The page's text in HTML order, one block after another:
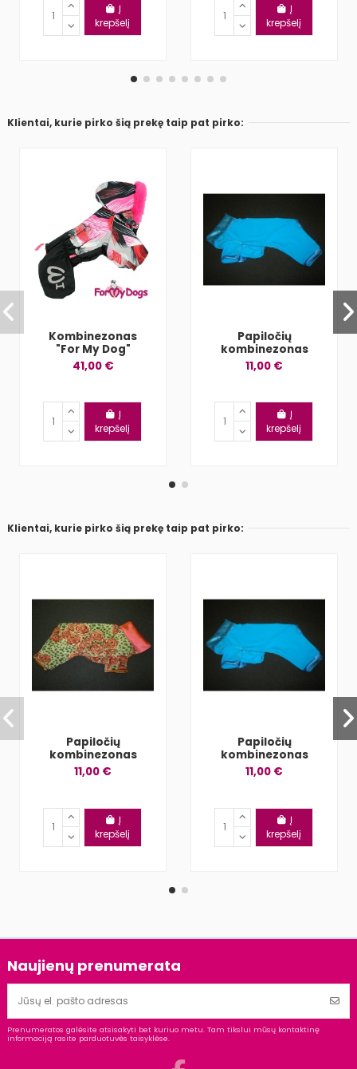
Į
krepšelį
Į
krepšelį
Klientai, kurie pirko šią prekę taip pat pirko:
Kombinezonas
"For My Dog"
41,00 €
Į
krepšelį
Papiločių
kombinezonas
11,00 €
Į
krepšelį
Klientai, kurie pirko šią prekę taip pat pirko:
Papiločių
kombinezonas
11,00 €
Į
krepšelį
Papiločių
kombinezonas
11,00 €
Į
krepšelį
Naujienų prenumerata
Prenumeratos galėsite atsisakyti bet kuriuo metu. Tam tikslui mūsų kontaktinę
informaciją rasite parduotuvės taisyklėse.